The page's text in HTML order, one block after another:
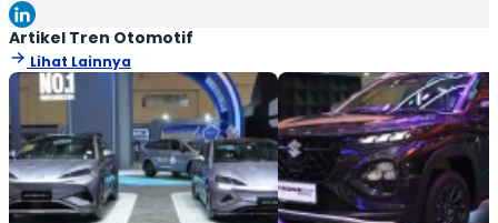
oleh pembaca. Melalui tulisannya, Zihan berupaya
memberikan informasi yang relevan dan bermanfaat. Selamat
Membaca!
Artikel Tren Otomotif
Lihat Lainnya